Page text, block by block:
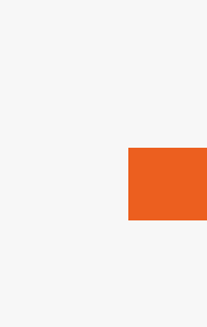
は、本規約の規定が優先
1. 「本サービス」とは、
みます）及びこれらサー
「SEBook」「SEShop